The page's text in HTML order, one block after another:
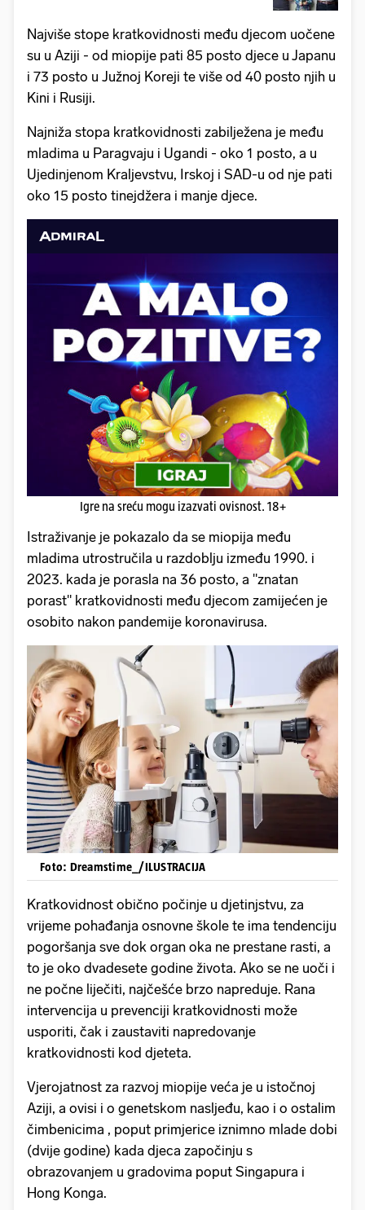
Najviše stope kratkovidnosti među djecom uočene
su u Aziji - od miopije pati 85 posto djece u Japanu
i 73 posto u Južnoj Koreji te više od 40 posto njih u
Kini i Rusiji.
Najniža stopa kratkovidnosti zabilježena je među
mladima u Paragvaju i Ugandi - oko 1 posto, a u
Ujedinjenom Kraljevstvu, Irskoj i SAD-u od nje pati
oko 15 posto tinejdžera i manje djece.
Igre na sreću mogu izazvati ovisnost. 18+
Istraživanje je pokazalo da se miopija među
mladima utrostručila u razdoblju između 1990. i
2023. kada je porasla na 36 posto, a "znatan
porast" kratkovidnosti među djecom zamijećen je
osobito nakon pandemije koronavirusa.
Foto: Dreamstime_/ILUSTRACIJA
Kratkovidnost obično počinje u djetinjstvu, za
vrijeme pohađanja osnovne škole te ima tendenciju
pogoršanja sve dok organ oka ne prestane rasti, a
to je oko dvadesete godine života. Ako se ne uoči i
ne počne liječiti, najčešće brzo napreduje. Rana
intervencija u prevenciji kratkovidnosti može
usporiti, čak i zaustaviti napredovanje
kratkovidnosti kod djeteta.
Vjerojatnost za razvoj miopije veća je u istočnoj
Aziji, a ovisi i o genetskom nasljeđu, kao i o ostalim
čimbenicima , poput primjerice iznimno mlade dobi
(dvije godine) kada djeca započinju s
obrazovanjem u gradovima poput Singapura i
Hong Konga.